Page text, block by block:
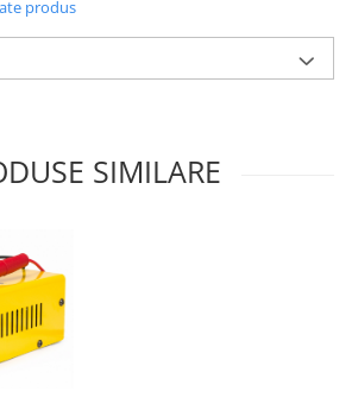
produs
SIMILARE